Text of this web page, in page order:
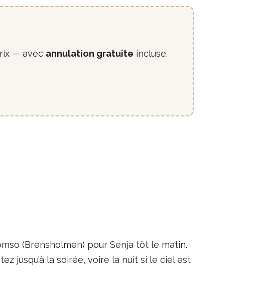
— avec annulation gratuite incluse.
(Brensholmen) pour Senja tôt le matin.
jusqu’à la soirée, voire la nuit si le ciel est